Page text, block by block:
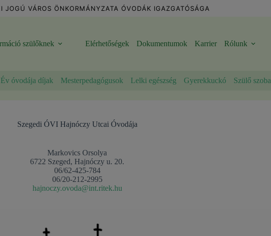
JOGÚ VÁROS ÖNKORMÁNYZATA ÓVODÁK IGAZGATÓSÁGA
szülőknek Elérhetőségek Dokumentumok Karrier Rólunk
Év óvodája díjak Mesterpedagógusok Lelki egészség Gyerekkuckó Szülő szoba
Szegedi ÓVI Hajnóczy Utcai Óvodája
Markovics Orsolya
6722 Szeged, Hajnóczy u. 20.
06/62-425-784
06/20-212-2995
hajnoczy.ovoda@int.ritek.hu